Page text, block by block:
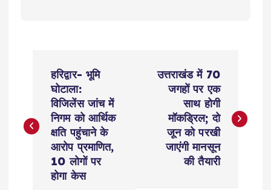
s
हरिद्वार- भूमि
घोटाला:
विजिलेंस जांच में
निगम को आर्थिक
क्षति पहुंचाने के
आरोप प्रमाणित,
10 लोगों पर
होगा केस
उत्तराखंड में 70
जगहों पर एक
साथ होगी
मॉकड्रिल; दो
जून को परखी
जाएंगी मानसून
की तैयारी